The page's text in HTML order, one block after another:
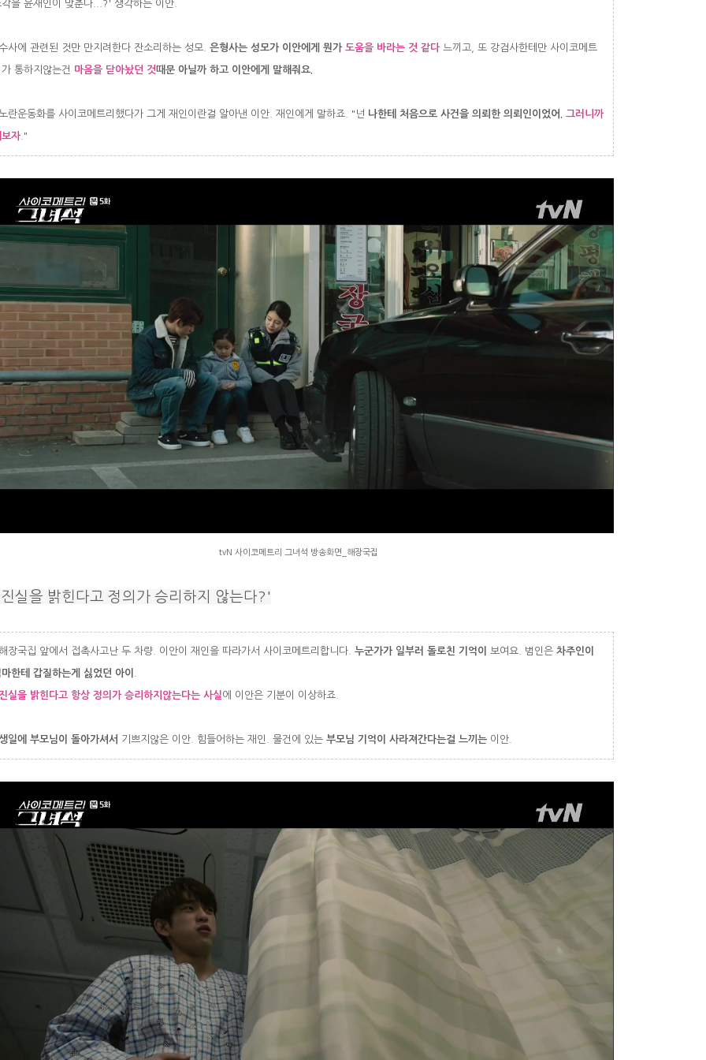
을 윤재인이 맞춘다...?' 생각하는 이안.
사에 관련된 것만 만지려한다 잔소리하는 성모. 은형사는 성모가 이안에게 뭔가도움을 바라는 것 같다느끼고, 또 강검사한테만 사이코메트
통하지않는건 마음을 닫아놨던 것때문 아닐까 하고 이안에게 말해줘요.
란운동화를 사이코메트리했다가 그게 재인이란걸 알아낸 이안. 재인에게 말하죠. "넌 나한테 처음으로 사건을 의뢰한 의뢰인이었어. 그러니까
자."
tvN 사이코메트리 그녀석 방송화면_해장국집
실을 밝힌다고 정의가 승리하지 않는다?'
국집 앞에서 접촉사고난 두 차량. 이안이 재인을 따라가서 사이코메트리합니다. 누군가가 일부러 돌로친 기억이 보여요. 범인은차주인이
한테 갑질하는게 싫었던 아이
실을 밝힌다고 항상 정의가 승리하지않는다는 사실에 이안은 기분이 이상하죠.
일에 부모님이 돌아가셔서 기쁘지않은 이안. 힘들어하는 재인. 물건에 있는 부모님 기억이 사라져간다는걸 느끼는이안.